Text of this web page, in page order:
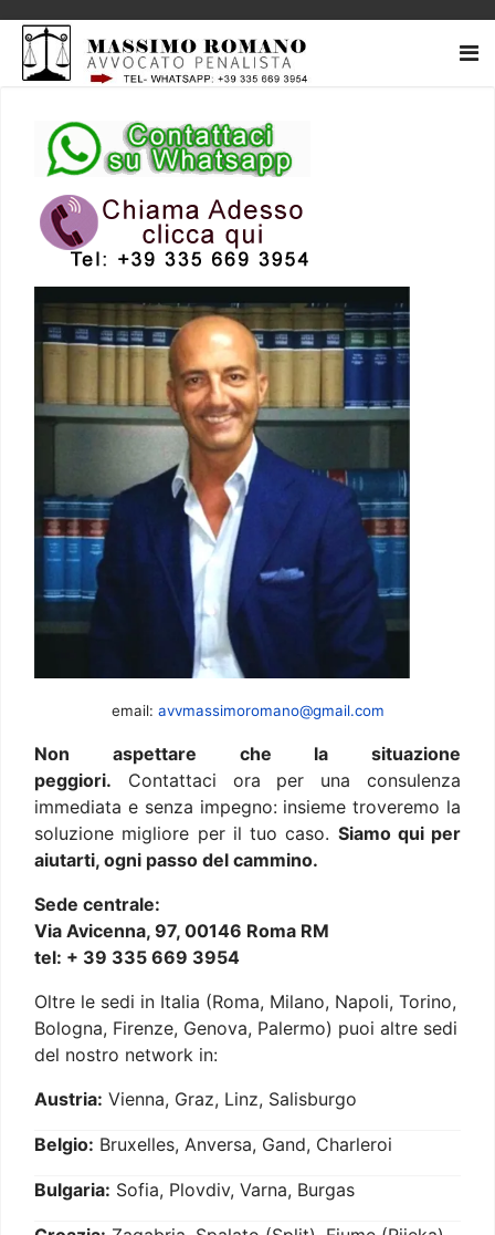
email: avvmassimoromano@gmail.com
Non aspettare che la situazione
peggiori. Contattaci ora per una consulenza
immediata e senza impegno: insieme troveremo la
soluzione migliore per il tuo caso. Siamo qui per
aiutarti, ogni passo del cammino.
Sede centrale:
Via Avicenna, 97, 00146 Roma RM
tel: + 39 335 669 3954
Oltre le sedi in Italia (Roma, Milano, Napoli, Torino,
Bologna, Firenze, Genova, Palermo) puoi altre sedi
del nostro network in:
Austria: Vienna, Graz, Linz, Salisburgo
Belgio: Bruxelles, Anversa, Gand, Charleroi
Bulgaria: Sofia, Plovdiv, Varna, Burgas